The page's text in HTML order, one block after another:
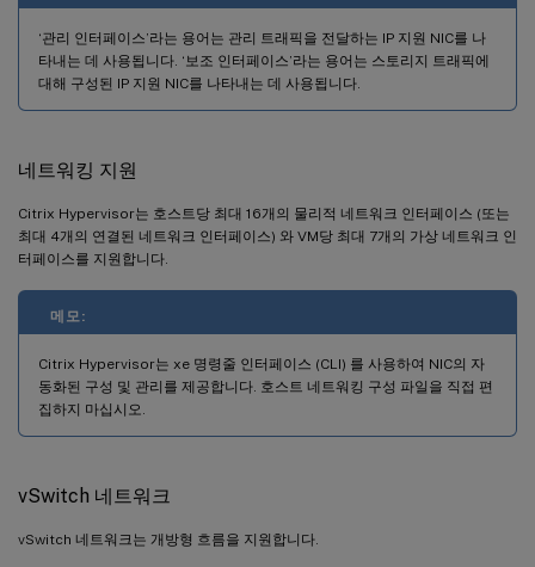
‘관리 인터페이스’라는 용어는 관리 트래픽을 전달하는 IP 지원 NIC를 나
타내는 데 사용됩니다. ‘보조 인터페이스’라는 용어는 스토리지 트래픽에
대해 구성된 IP 지원 NIC를 나타내는 데 사용됩니다.
네트워킹 지원
Citrix Hypervisor는 호스트당 최대 16개의 물리적 네트워크 인터페이스 (또는
최대 4개의 연결된 네트워크 인터페이스) 와 VM당 최대 7개의 가상 네트워크 인
터페이스를 지원합니다.
메모:
Citrix Hypervisor는 xe 명령줄 인터페이스 (CLI) 를 사용하여 NIC의 자
동화된 구성 및 관리를 제공합니다. 호스트 네트워킹 구성 파일을 직접 편
집하지 마십시오.
vSwitch 네트워크
vSwitch 네트워크는 개방형 흐름을 지원합니다.